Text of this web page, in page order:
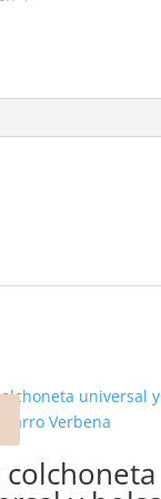
colchoneta